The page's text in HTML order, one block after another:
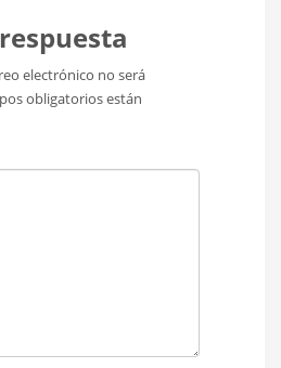
electrónico no será
obligatorios están